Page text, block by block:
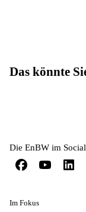
Das könnte
Die EnBW im
Im Fokus